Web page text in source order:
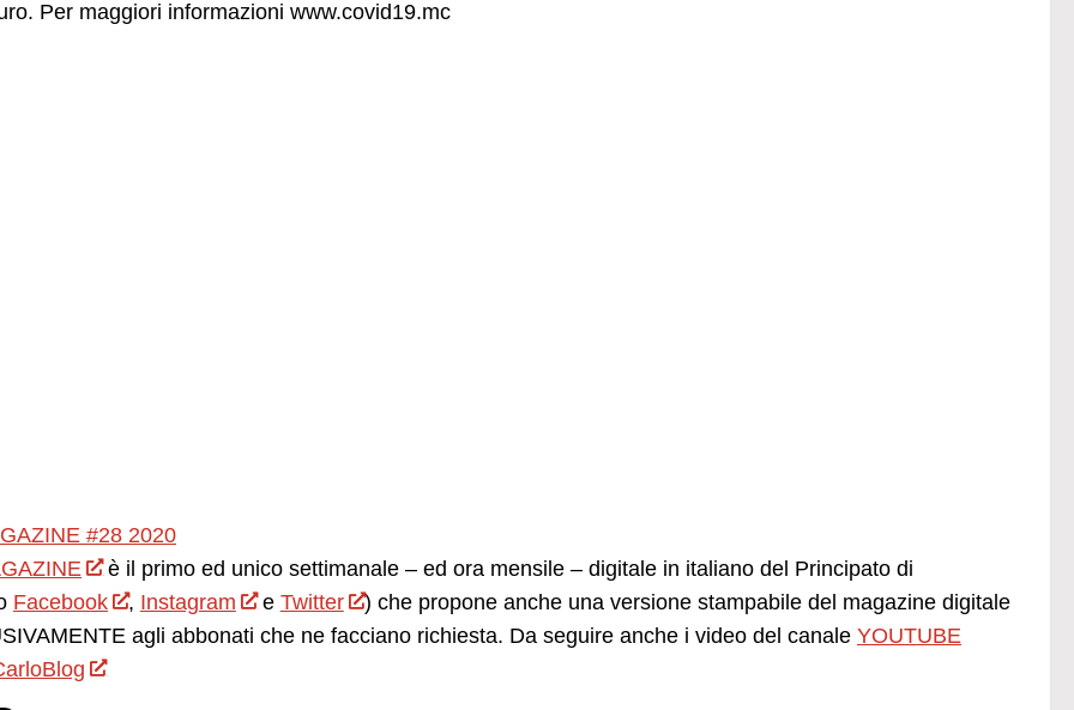
Per maggiori informazioni www.covid19.mc
#28 2020
è il primo ed unico settimanale – ed ora mensile – digitale in italiano del Principato di
Facebook , Instagram e Twitter
) che propone anche una versione stampabile del magazine digitale
agli abbonati che ne facciano richiesta. Da seguire anche i video del canale YOUTUBE